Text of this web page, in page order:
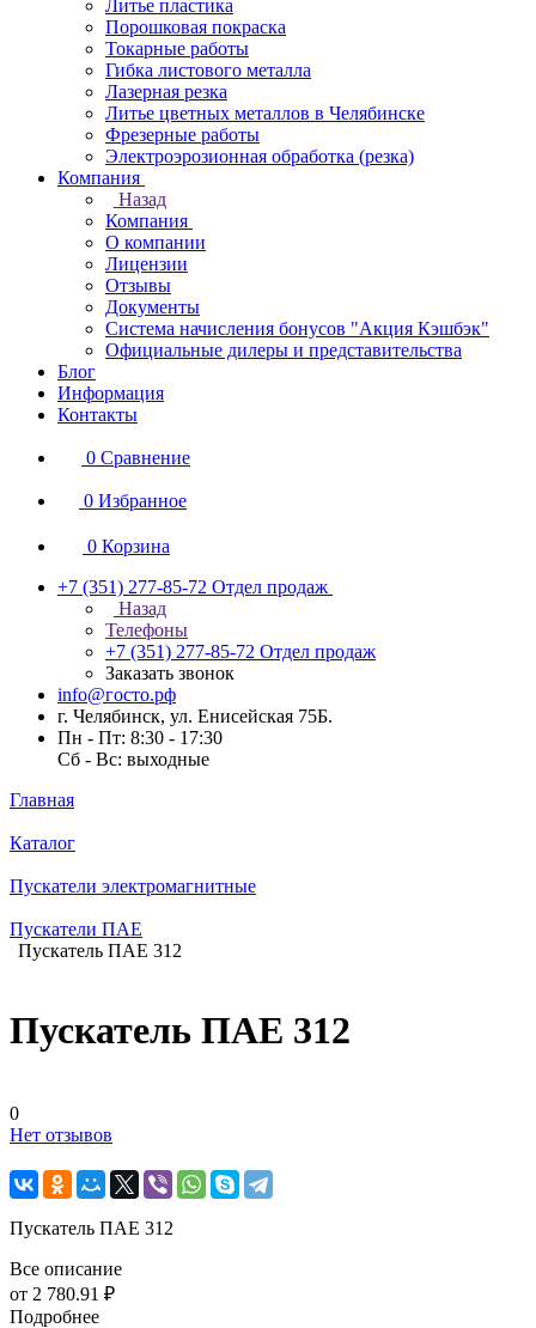
Литье пластика
Порошковая покраска
Токарные работы
Гибка листового металла
Лазерная резка
Литье цветных металлов в Челябинске
Фрезерные работы
Электроэрозионная обработка (резка)
Компания
Назад
Компания
О компании
Лицензии
Отзывы
Документы
Система начисления бонусов "Акция Кэшбэк"
Официальные дилеры и представительства
Блог
Информация
Контакты
0 Сравнение
0 Избранное
0 Корзина
+7 (351) 277-85-72 Отдел продаж
Назад
Телефоны
+7 (351) 277-85-72 Отдел продаж
Заказать звонок
info@госто.рф
г. Челябинск, ул. Енисейская 75Б.
Пн - Пт: 8:30 - 17:30
Сб - Вс: выходные
Главная
Каталог
Пускатели электромагнитные
Пускатели ПАЕ
Пускатель ПАЕ 312
Пускатель ПАЕ 312
0
Нет отзывов
Пускатель ПАЕ 312
Все описание
от 2 780.91 ₽
Подробнее